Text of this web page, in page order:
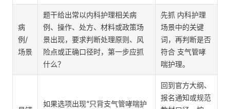
病
例/
场景
题干给出常以内科护理相关病
例、操作、处方、材料或政策场
景出现，要求判断处理原则、风
险点或正确口径时，第一步应抓
什么？
先抓 内科护理
场景中的关键
词，再判断是否
符合 支气管哮
喘护理。
如果选项出现“只背支气管哮喘护
回到官方大纲、
报名通知或规范